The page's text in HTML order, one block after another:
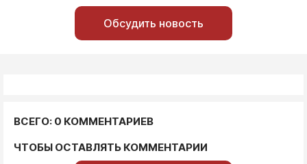
Обсудить новость
ВСЕГО: 0 КОММЕНТАРИЕВ
ЧТОБЫ ОСТАВЛЯТЬ КОММЕНТАРИИ